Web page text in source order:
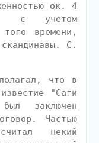
ок. 4
с учетом
того времени,
С.
что в
"Саги
заключен
Частью
некий